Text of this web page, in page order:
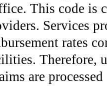
This code is
Services
rates
Therefore,
are